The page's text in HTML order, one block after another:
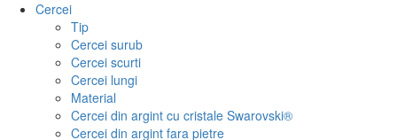
Cercei
Tip
Cercei surub
Cercei scurti
Cercei lungi
Material
Cercei din argint cu cristale Swarovski®
Cercei din argint fara pietre